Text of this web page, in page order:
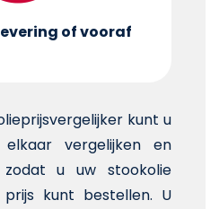
of vooraf
kunt u
vergelijken en
zodat u uw stookolie
kunt bestellen. U